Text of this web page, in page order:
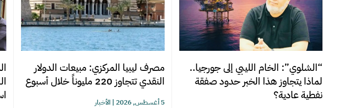
“الشلوي”: الخام الليبي إلى جورجيا..
لماذا يتجاوز هذا الخبر حدود صفقة
نفطية عادية؟
مصرف ليبيا المركزي: مبيعات الدولار
النقدي تتجاوز 220 مليوناً خلال أسبوع
5 أغسطس, 2026 |الأخبار